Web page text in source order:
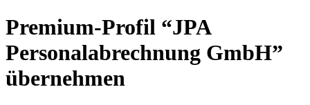
Premium-Profil “JPA
Personalabrechnung GmbH”
übernehmen